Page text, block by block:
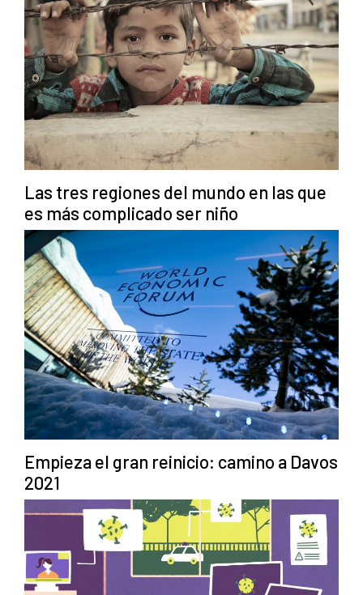
Las tres regiones del mundo en las que
es más complicado ser niño
Empieza el gran reinicio: camino a Davos
2021